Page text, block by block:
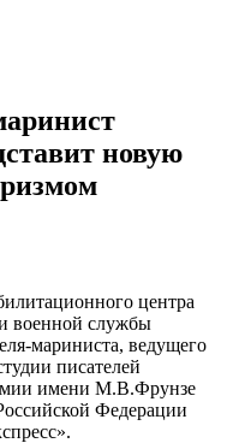
новую
центра
военной службы
мариниста, ведущего
писателей
имени М.В.Фрунзе
Федерации